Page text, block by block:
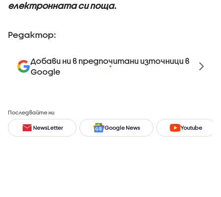
електронната си поща.
Редактор:
Добави ни в предпочитани източници в
Google
Последвайте ни
NewsLetter Google News Youtube